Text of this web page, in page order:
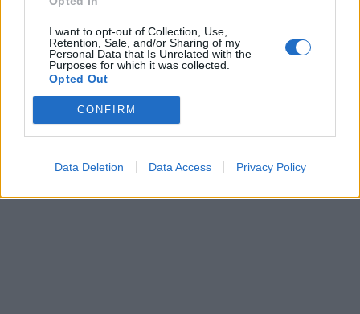
I want to opt-out of Collection, Use,
Retention, Sale, and/or Sharing of my
Personal Data that Is Unrelated with the
Purposes for which it was collected.
Opted Out
CONFIRM
Data Deletion Data Access Privacy Policy